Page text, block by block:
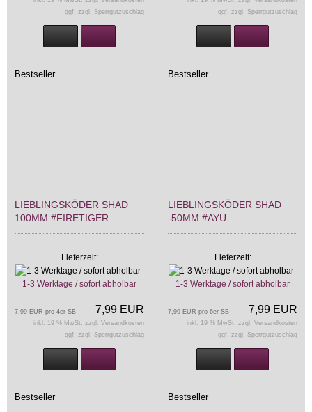
ggf. zzgl. Sperrgutzuschlag
ggf. zzgl. Sperrgutzuschlag
Bestseller
LIEBLINGSKÖDER SHAD
100MM #FIRETIGER
Lieferzeit:
1-3 Werktage / sofort abholbar
7,99 EUR
7,99 EUR pro 4er SB
inkl. 19 % MwSt. zzgl. Versandkosten
ggf. zzgl. Sperrgutzuschlag
Bestseller
LIEBLINGSKÖDER SHAD
-50MM #AYU
Lieferzeit:
1-3 Werktage / sofort abholbar
7,99 EUR
7,99 EUR pro 6er SB
inkl. 19 % MwSt. zzgl. Versandkosten
ggf. zzgl. Sperrgutzuschlag
Bestseller Bestseller